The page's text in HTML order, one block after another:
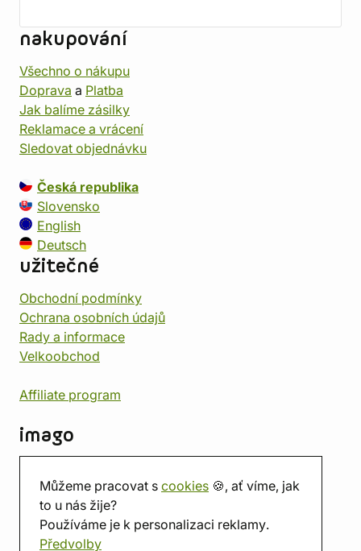
Můžeme pracovat s cookies 🍪, ať víme, jak
to u nás žije?
Používáme je k personalizaci reklamy.
Předvolby
nakupování
Všechno o nákupu
Doprava a Platba
Jak balíme zásilky
Reklamace a vrácení
Sledovat objednávku
Česká republika
Slovensko
English
Deutsch
užitečné
Obchodní podmínky
Ochrana osobních údajů
Rady a informace
Velkoobchod
Affiliate program
imago
Prodejna
Herna
O nás
Hodnocení obchodu